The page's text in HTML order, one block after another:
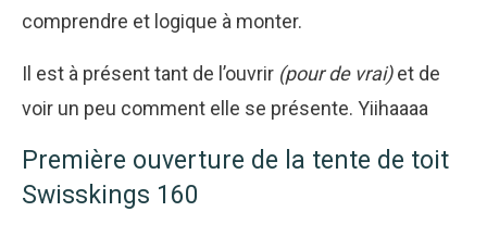
comprendre et logique à monter.
Il est à présent tant de l’ouvrir (pour de vrai)et de
voir un peu comment elle se présente. Yiihaaaa
Première ouverture de la tente de toit
Swisskings 160